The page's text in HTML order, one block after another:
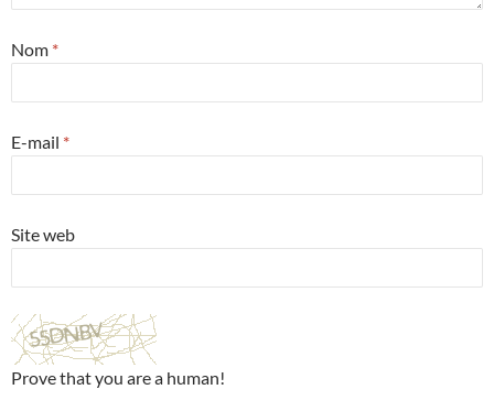
Nom *
E-mail *
Site web
Prove that you are a human!